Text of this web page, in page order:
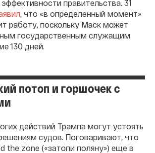
правительства. 31
, что «в определенный момент»
работу, поскольку Маск может
государственным служащим
130 дней.
потоп и горшочек с
действий Трампа могут устоять
судов. Поговаривают, что
the zone («затопи поляну») еще в